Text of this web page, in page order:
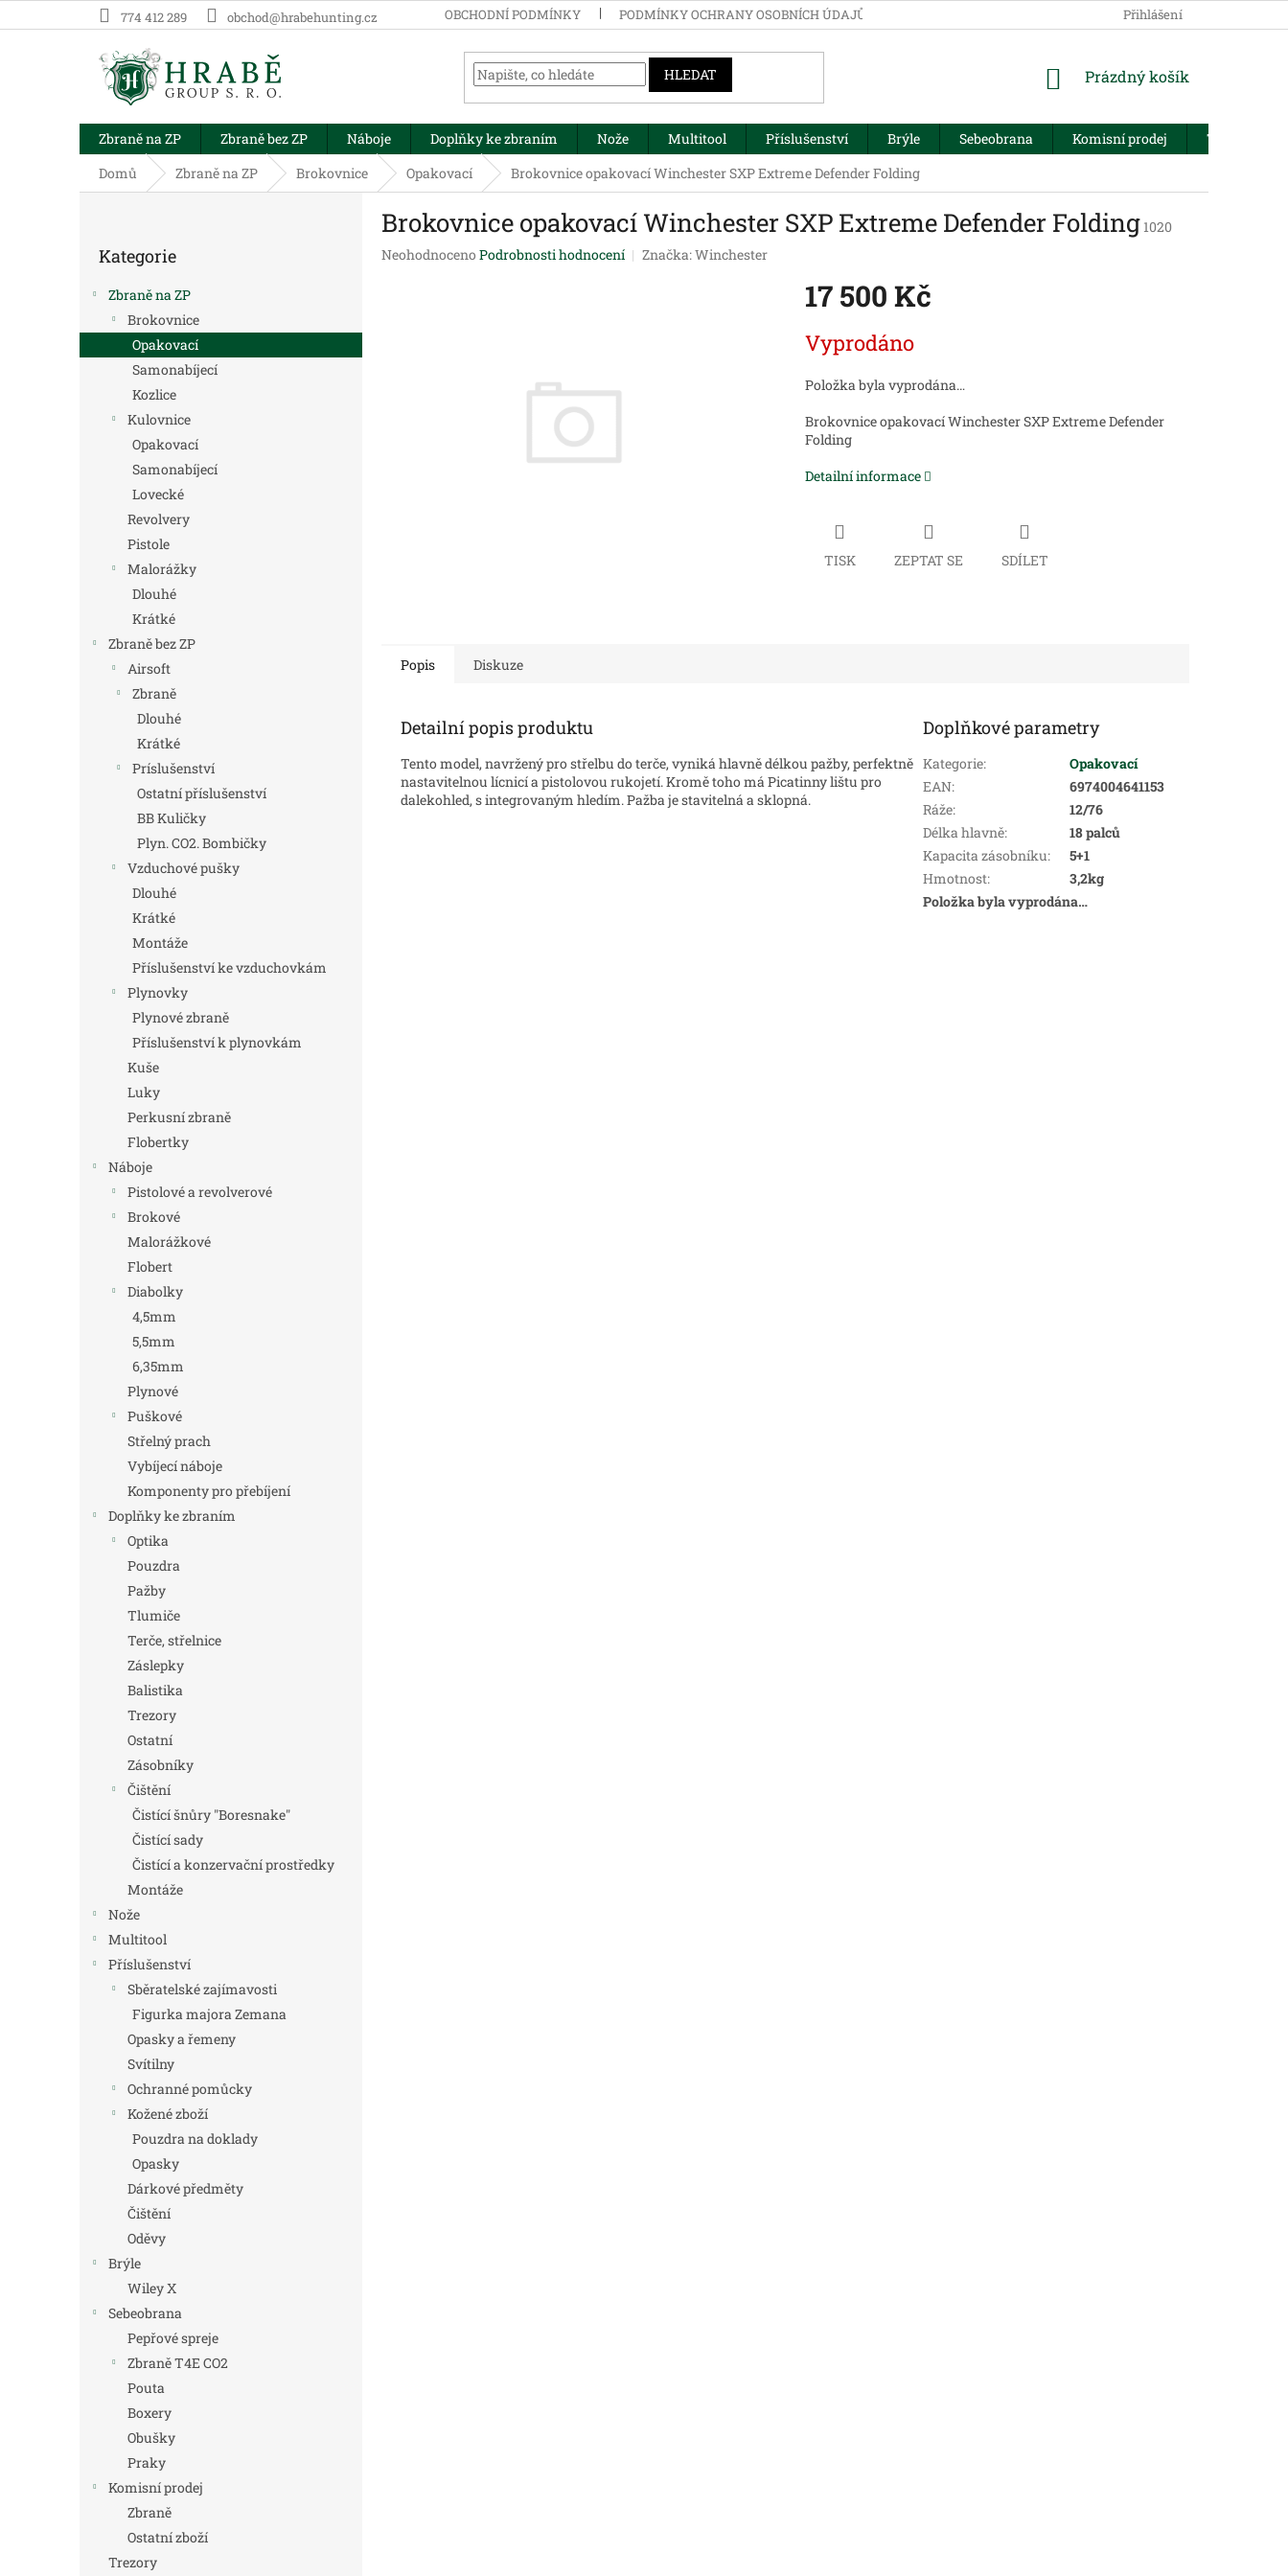
na
774 412 289 obchod@hrabehunting.cz OBCHODNÍ PODMÍNKY PODMÍNKY OCHRANY OSOBNÍCH ÚDAJŮ Přihlášení
HLEDAT
NÁKUPNÍ
Prázdný košík
Zbraně na ZP Zbraně bez ZP Náboje Doplňky ke zbraním Nože Multitool Příslušenství Brýle Sebeobrana Komisní prodej
Trezory
Domů
Zbraně na ZP Brokovnice Opakovací Brokovnice opakovací Winchester SXP Extreme Defender Folding
n
kategorie
Kategorie
Zbraně na ZP
Brokovnice
Opakovací
Samonabíjecí
Kozlice
Kulovnice
Opakovací
Samonabíjecí
Lovecké
Revolvery
Pistole
Malorážky
Dlouhé
Krátké
Zbraně bez ZP
Airsoft
Zbraně
Dlouhé
Krátké
Príslušenství
Ostatní příslušenství
BB Kuličky
Plyn. CO2. Bombičky
Vzduchové pušky
Dlouhé
Krátké
Montáže
Příslušenství ke vzduchovkám
Plynovky
Plynové zbraně
Příslušenství k plynovkám
Kuše
Luky
Perkusní zbraně
Flobertky
Náboje
Pistolové a revolverové
Brokové
Malorážkové
Flobert
Diabolky
4,5mm
5,5mm
6,35mm
Plynové
Puškové
Střelný prach
Vybíjecí náboje
Komponenty pro přebíjení
Doplňky ke zbraním
Optika
Pouzdra
Pažby
Tlumiče
Terče, střelnice
Záslepky
Balistika
Trezory
Ostatní
Zásobníky
Čištění
Čistící šnůry "Boresnake"
Čistící sady
Čistící a konzervační prostředky
Montáže
Nože
Multitool
Příslušenství
Sběratelské zajímavosti
Figurka majora Zemana
Opasky a řemeny
Svítilny
Ochranné pomůcky
Kožené zboží
Pouzdra na doklady
Opasky
Dárkové předměty
Čištění
Oděvy
Brýle
Wiley X
Sebeobrana
Pepřové spreje
Zbraně T4E CO2
Pouta
Boxery
Obušky
Praky
Komisní prodej
Zbraně
Ostatní zboží
Trezory
Brokovnice opakovací Winchester SXP Extreme Defender Folding 1020
Průměrné
Neohodnoceno Podrobnosti hodnocení Značka:Winchester
17 500 Kč
cena:
Vyprodáno
Položka byla vyprodána…
Brokovnice opakovací Winchester SXP Extreme Defender
Folding
Detailní informace
TISK ZEPTAT SE SDÍLET
Popis Diskuze
Detailní popis produktu
Tento model, navržený pro střelbu do terče, vyniká hlavně délkou pažby, perfektně
nastavitelnou lícnicí a pistolovou rukojetí. Kromě toho má Picatinny lištu pro
dalekohled, s integrovaným hledím. Pažba je stavitelná a sklopná.
Doplňkové parametry
Kategorie:
Opakovací
EAN:
6974004641153
Ráže:
12/76
Délka hlavně:
18 palců
Kapacita zásobníku:
5+1
Hmotnost:
3,2kg
Položka byla vyprodána…